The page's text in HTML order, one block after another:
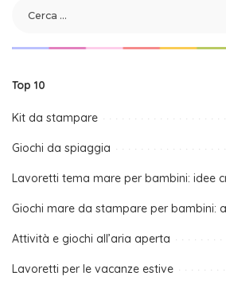
Top 10
Kit da stampare
Giochi da spiaggia
Lavoretti tema mare per bambini: idee
Giochi mare da stampare per bambini:
Attività e giochi all’aria aperta
Lavoretti per le vacanze estive